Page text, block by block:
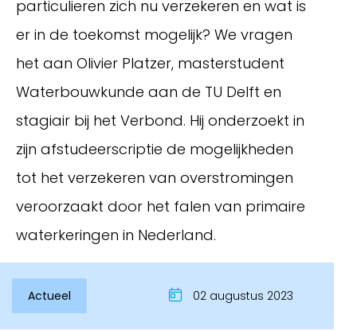
Inloggen
particulieren zich nu verzekeren en wat is
er in de toekomst mogelijk? We vragen
het aan Olivier Platzer, masterstudent
Waterbouwkunde aan de TU Delft en
stagiair bij het Verbond. Hij onderzoekt in
zijn afstudeerscriptie de mogelijkheden
tot het verzekeren van overstromingen
veroorzaakt door het falen van primaire
waterkeringen in Nederland.
Actueel 02 augustus 2023